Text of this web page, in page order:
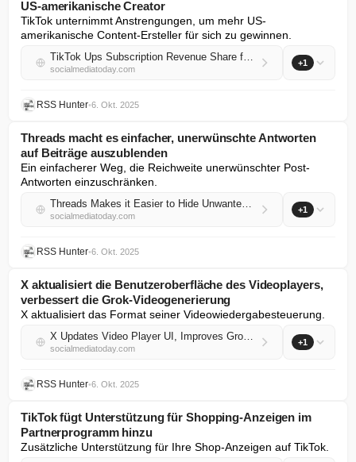
US-amerikanische Creator
TikTok unternimmt Anstrengungen, um mehr US-
amerikanische Content-Ersteller für sich zu gewinnen.
TikTok Ups Subscription Revenue Share for US Creators
socialmediatoday.com
+1
RSS Hunter•6. Okt. 2025
Threads macht es einfacher, unerwünschte Antworten
auf Beiträge auszublenden
Ein einfacherer Weg, die Reichweite unerwünschter Post-
Antworten einzuschränken.
Threads Makes it Easier to Hide Unwanted Post Replies
socialmediatoday.com
+1
RSS Hunter•6. Okt. 2025
X aktualisiert die Benutzeroberfläche des Videoplayers,
verbessert die Grok-Videogenerierung
X aktualisiert das Format seiner Videowiedergabesteuerung.
X Updates Video Player UI, Improves Grok Video Generation
socialmediatoday.com
+1
RSS Hunter•6. Okt. 2025
TikTok fügt Unterstützung für Shopping-Anzeigen im
Partnerprogramm hinzu
Zusätzliche Unterstützung für Ihre Shop-Anzeigen auf TikTok.